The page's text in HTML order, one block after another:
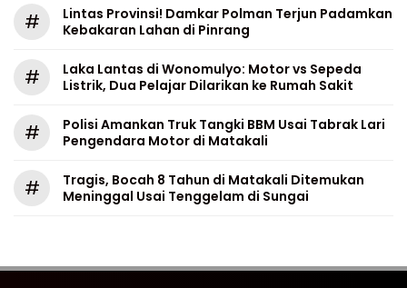
#
Lintas Provinsi! Damkar Polman Terjun Padamkan
Kebakaran Lahan di Pinrang
#
Laka Lantas di Wonomulyo: Motor vs Sepeda
Listrik, Dua Pelajar Dilarikan ke Rumah Sakit
#
Polisi Amankan Truk Tangki BBM Usai Tabrak Lari
Pengendara Motor di Matakali
#
Tragis, Bocah 8 Tahun di Matakali Ditemukan
Meninggal Usai Tenggelam di Sungai